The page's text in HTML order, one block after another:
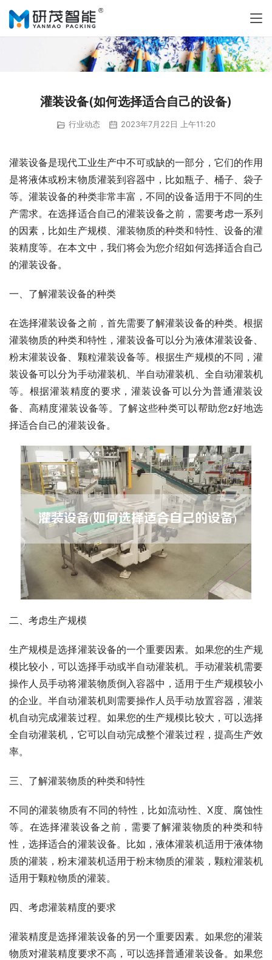
灌装设备(如何选择适合自己的设备)
行业动态 2023年7月22日 上午11:20
灌装设备是现代工业生产中不可或缺的一部分，它们的作用
是将液体或粉末物质灌装到容器中，比如瓶子、桶子、袋子
等。灌装设备的种类非常丰富，不同的设备适用于不同的生
产需求。在选择适合自己的灌装设备之前，需要考虑一系列
的因素，比如生产规模、灌装物质的种类和特性、设备的灌
装精度等。在本文中，我们将会为您介绍如何选择适合自己
的灌装设备。
一、了解灌装设备的种类
在选择灌装设备之前，首先需要了解灌装设备的种类。根据
灌装物质的种类和特性，灌装设备可以分为液体灌装设备、
粉末灌装设备、颗粒灌装设备等。根据生产规模的不同，灌
装设备可以分为手动灌装机、半自动灌装机、全自动灌装机
等。根据灌装精度的要求，灌装设备可以分为普通灌装设
备、高精度灌装设备等。了解这些种类可以帮助您z好地选
择适合自己的灌装设备。
二、考虑生产规模
生产规模是选择灌装设备的一个重要因素。如果您的生产规
模比较小，可以选择手动或半自动灌装机。手动灌装机需要
操作人员手动将灌装物质倒入容器中，适用于生产规模较小
的企业。半自动灌装机则需要操作人员手动放置容器，灌装
机自动完成灌装过程。如果您的生产规模比较大，可以选择
全自动灌装机，它可以自动完成整个灌装过程，提高生产效
率。
三、了解灌装物质的种类和特性
不同的灌装物质有不同的特性，比如流动性、X度、腐蚀性
等。在选择灌装设备之前，需要了解灌装物质的种类和特
性，选择适合的灌装设备。比如，液体灌装机适用于液体物
质的灌装，粉末灌装机适用于粉末物质的灌装，颗粒灌装机
适用于颗粒物质的灌装。
四、考虑灌装精度的要求
灌装精度是选择灌装设备的另一个重要因素。如果您的灌装
物质对灌装精度要求不高，可以选择普通灌装设备。如果您